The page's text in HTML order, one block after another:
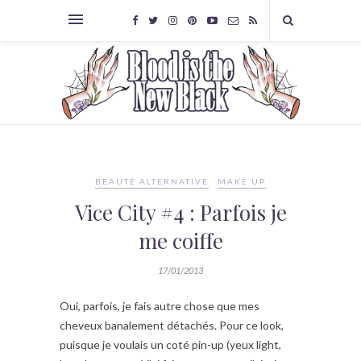
BEAUTÉ ALTERNATIVE MAKE UP
Vice City #4 : Parfois je
me coiffe
17/01/2013
Oui, parfois, je fais autre chose que mes
cheveux banalement détachés. Pour ce look,
puisque je voulais un coté pin-up (yeux light,